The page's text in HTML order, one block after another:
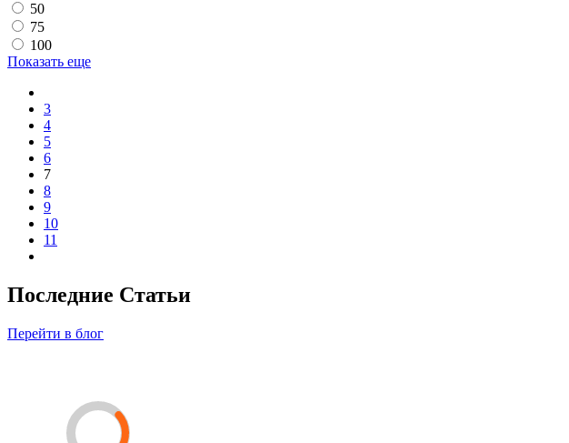
50
75
100
Показать еще
3
4
5
6
7
8
9
10
11
Последние Статьи
Перейти в блог